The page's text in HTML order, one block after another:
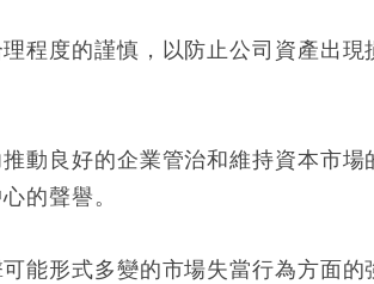
程度的謹慎，以防止公司資產出現
動良好的企業管治和維持資本市場
的聲譽。
能形式多變的市場失當行為方面的